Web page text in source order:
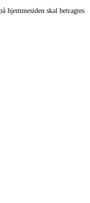
hjemmesiden skal betragtes